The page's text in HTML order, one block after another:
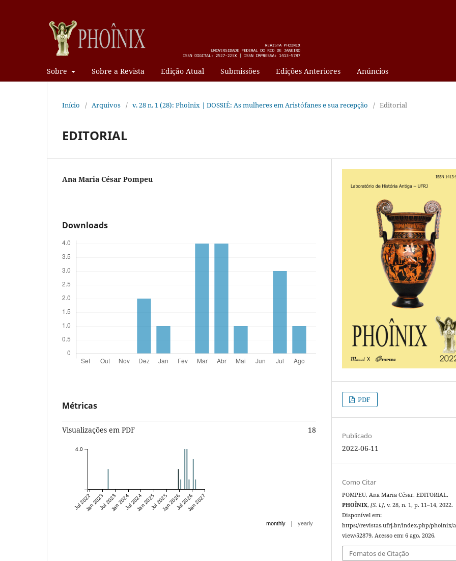
Sobre Sobre a Revista Edição Atual Submissões Edições Anteriores Anúncios
Início / Arquivos / v. 28 n. 1 (28): Phoînix | DOSSIÊ: As mulheres em Aristófanes e sua recepção / Editorial
EDITORIAL
Ana Maria César Pompeu
Downloads
Métricas
Visualizações em PDF 18
Jul 2022Jan 2023Jul 2023Jan 2024Jul 2024Jan 2025Jul 2025Jan 2026Jul 2026Jan 2027
4.0
monthly | yearly
PDF
Publicado
2022-06-11
Como Citar
POMPEU, Ana Maria César. EDITORIAL.
PHOÎNIX,[S. l.], v. 28, n. 1, p. 11–14, 2022.
Disponível em:
https://revistas.ufrj.br/index.php/phoinix/
view/52879. Acesso em: 6 ago. 2026.
Fomatos de Citação